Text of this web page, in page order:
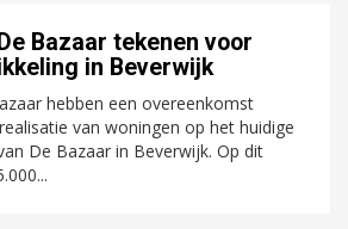
Bazaar tekenen voor
in Beverwijk
hebben een overeenkomst
van woningen op het huidige
De Bazaar in Beverwijk. Op dit